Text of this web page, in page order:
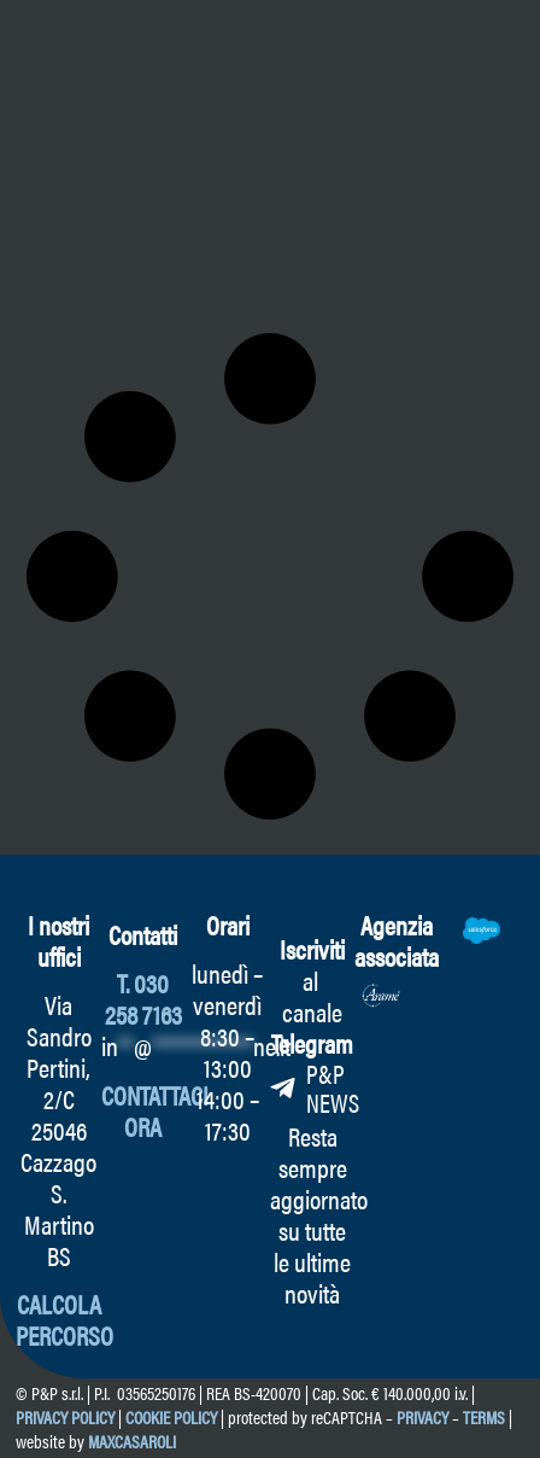
I nostri
uffici
Via
Sandro
Pertini,
2/C
25046
Cazzago
S.
Martino
BS
CALCOLA
PERCORSO
Contatti
T. 030
258 7163
in**@************ne.it
CONTATTACI
ORA
Orari
lunedì –
venerdì
8:30 –
13:00
14:00 –
17:30
Iscriviti
al
canale
Telegram
P&P
NEWS
Resta
sempre
aggiornato
su tutte
le ultime
novità
Agenzia
associata
© P&P s.r.l. | P.I. 03565250176 | REA BS-420070 | Cap. Soc. € 140.000,00 i.v. |
PRIVACY POLICY|COOKIE POLICY| protected by reCAPTCHA –PRIVACY–TERMS|
website byMAXCASAROLI